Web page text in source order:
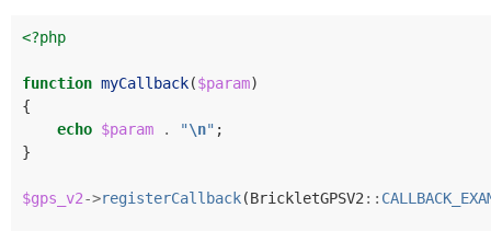
<?php
function myCallback($param)
{
echo $param . "\n" ;
}
$gps_v2->registerCallback(BrickletGPSV2 ::